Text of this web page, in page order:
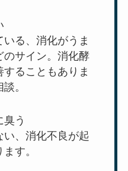
る、消化がうま
のサイン。消化酵
ることもありま
。
う
い、消化不良が起
す。